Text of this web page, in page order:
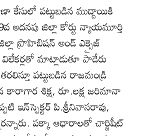
కేసులో పట్టుబడిన ముద్దాయికి
అదనపు జిల్లా కోర్టు న్యాయమూర్తి
ప్రొహిబిషన్‌ అండ్‌ ఎక్సైజ్‌
మాట్లాడుతూ పాడేరు
పట్టుబడిన రాజమండ్రి
కారాగార శిక్ష, రూ.లక్ష జరిమానా
పి.శ్రీనివాసరావు,
పక్కా ఆధారాలతో చార్జిషీట్‌